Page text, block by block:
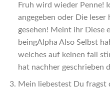
Fruh wird wieder Penne!
angegeben oder Die
gesehen! Meint ihr Diese
beingAlpha Also Selbst
welches auf keinen fall
hat nachher geschrieben
Mein liebestest Du fragst